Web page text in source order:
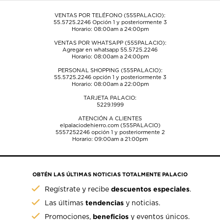
VENTAS POR TELÉFONO (555PALACIO):
55.5725.2246Opción 1 y posteriormente 3
Horario: 08:00am a 24:00pm
VENTAS POR WHATSAPP (555PALACIO):
Agregar en whatsapp 55.5725.2246
Horario: 08:00am a 24:00pm
PERSONAL SHOPPING (555PALACIO):
55.5725.2246opción 1 y posteriormente 3
Horario: 08:00am a 22:00pm
TARJETA PALACIO:
5229.1999
ATENCIÓN A CLIENTES
elpalaciodehierro.com (555PALACIO)
5557252246opción 1 y posteriormente 2
Horario: 09:00am a 21:00pm
OBTÉN LAS ÚLTIMAS NOTICIAS TOTALMENTE PALACIO
Regístrate y recibedescuentos especiales.
Las últimastendencias y noticias.
Promociones, beneficios y eventos únicos.